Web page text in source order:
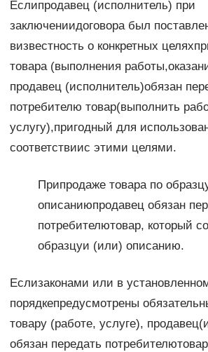
Еслипродавец (исполнитель) при
заключениидоговора был
визвестность о конкретных
товара (выполнения
продавец (исполнитель)обязан
потребителю товар(выполнить
услугу),пригодный для
соответствиис этими целями.
Припродаже товара по
описаниюпродавец обязан
потребителютовар, который
образцуи (или) описанию.
Еслизаконами или в
порядкепредусмотрены
товару (работе, услуге),
обязан передать